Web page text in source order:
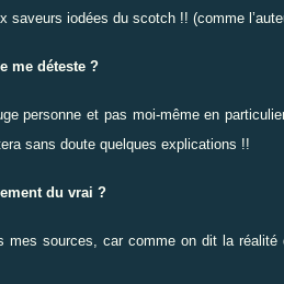
saveurs iodées du scotch !! (comme
me déteste ?
personne et pas moi-même en
sans doute quelques explications !!
du vrai ?
sources, car comme on dit la réalité